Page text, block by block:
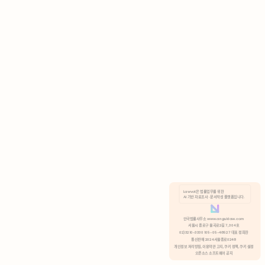
분석 쿠키 허용
Lawvot은 법률업무를 위한
AI 기반 자료조사 · 문서작성 플랫폼입니다.
안국법률사무소 www.anguklaw.com
서울시 종로구 율곡로2길 7, 304호
02)3210-3330 105-05-48527 대표 정희찬
통신판매 2024서울종로0248
개인정보 처리방침, 이용약관 고지, 쿠키 정책, 쿠키 설정
오픈소스 소프트웨어 공지